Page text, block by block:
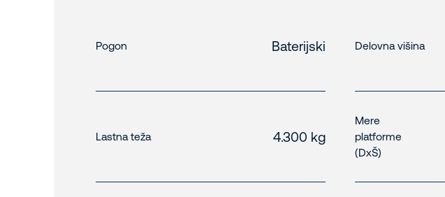
Pogon Baterijski Delovna višina
Lastna teža 4.300 kg
Mere
platforme
(DxŠ)